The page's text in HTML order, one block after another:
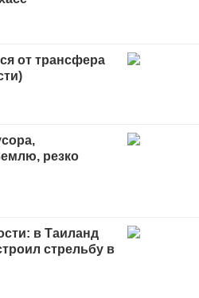
от трансфера
резко
в Таиланд
стрельбу в